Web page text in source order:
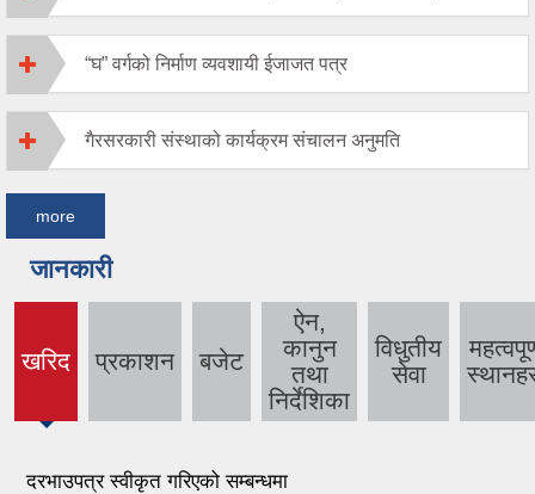
“घ” वर्गको निर्माण व्यवशायी ईजाजत पत्र
गैरसरकारी संस्थाको कार्यक्रम संचालन अनुमति
more
जानकारी
खरिद
(active
प्रकाशन बजेट
ऐन,
कानुन
तथा
निर्देशिका
विधुतीय
सेवा
दरभाउपत्र स्वीकृत गरिएको सम्बन्धमा